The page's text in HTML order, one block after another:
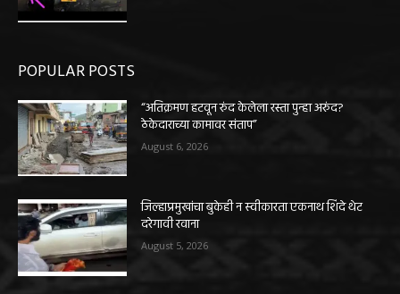
POPULAR POSTS
“अतिक्रमण हटवून रुंद केलेला रस्ता पुन्हा अरुंद?
ठेकेदाराच्या कामावर संताप”
August 6, 2026
जिल्हाप्रमुखांचा बुकेही न स्वीकारता एकनाथ शिंदे थेट
दरेगावी रवाना
August 5, 2026